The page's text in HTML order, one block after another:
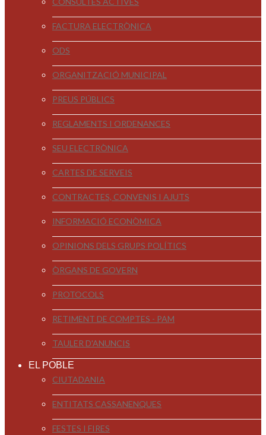
FACTURA ELECTRÒNICA
ODS
ORGANITZACIÓ MUNICIPAL
PREUS PÚBLICS
REGLAMENTS I ORDENANCES
SEU ELECTRÒNICA
CARTES DE SERVEIS
CONTRACTES, CONVENIS I AJUTS
INFORMACIÓ ECONÒMICA
OPINIONS DELS GRUPS POLÍTICS
ÒRGANS DE GOVERN
PROTOCOLS
RETIMENT DE COMPTES - PAM
TAULER D'ANUNCIS
EL POBLE
CIUTADANIA
ENTITATS CASSANENQUES
FESTES I FIRES